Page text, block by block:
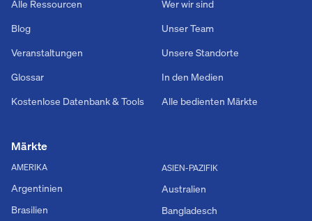
Alle Ressourcen
Blog
Veranstaltungen
Glossar
Kostenlose Datenbank & Tools
Wer wir sind
Unser Team
Unsere Standorte
In den Medien
Alle bedienten Märkte
Märkte
AMERIKA
Argentinien
Brasilien
ASIEN-PAZIFIK
Australien
Bangladesch